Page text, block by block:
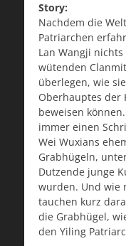
Story:
Nachdem die
Patriarchen
Lan Wangji
wütenden
überlegen, wie
Oberhauptes der
beweisen
immer einen
Wei Wuxians
Grabhügeln,
Dutzende junge
wurden. Und wie
tauchen kurz
die Grabhügel,
den Yiling